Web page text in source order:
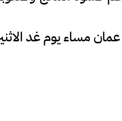
مساء يوم غد